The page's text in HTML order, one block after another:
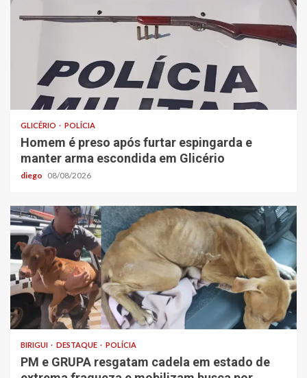
GLICÉRIO POLÍCIA
Homem é preso após furtar espingarda e
manter arma escondida em Glicério
diego 08/08/2026
BIRIGUI DESTAQUE POLÍCIA
PM e GRUPA resgatam cadela em estado de